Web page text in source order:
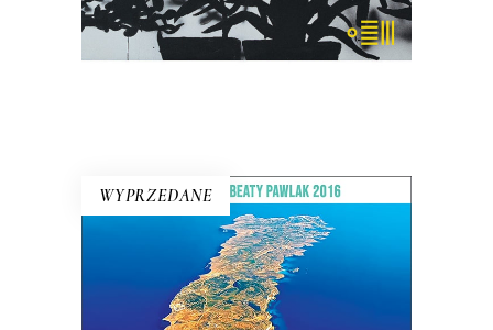
KSIĄŻKA DO KOSZYKA
WYPRZEDANE
WIELKI PRZYPŁYW